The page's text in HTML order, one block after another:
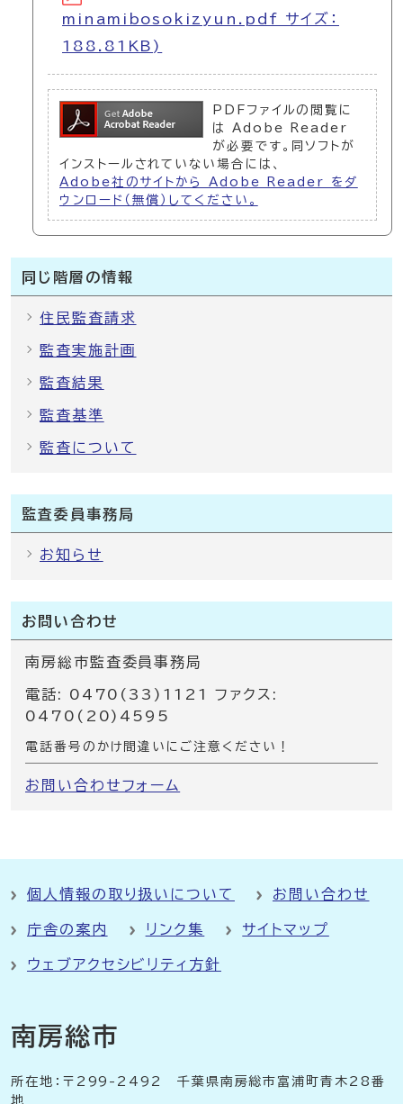
minamibosokizyun.pdf サイズ：
188.81KB)
PDFファイルの閲覧に
は Adobe Reader
が必要です。同ソフトが
インストールされていない場合には、
Adobe社のサイトから Adobe Reader をダ
ウンロード（無償）してください。
同じ階層の情報
住民監査請求
監査実施計画
監査結果
監査基準
監査について
監査委員事務局
お知らせ
お問い合わせ
南房総市監査委員事務局
電話: 0470(33)1121 ファクス:
0470(20)4595
電話番号のかけ間違いにご注意ください！
お問い合わせフォーム
個人情報の取り扱いについて お問い合わせ
庁舎の案内 リンク集 サイトマップ
ウェブアクセシビリティ方針
南房総市
所在地：〒299-2492 千葉県南房総市富浦町青木28番
地